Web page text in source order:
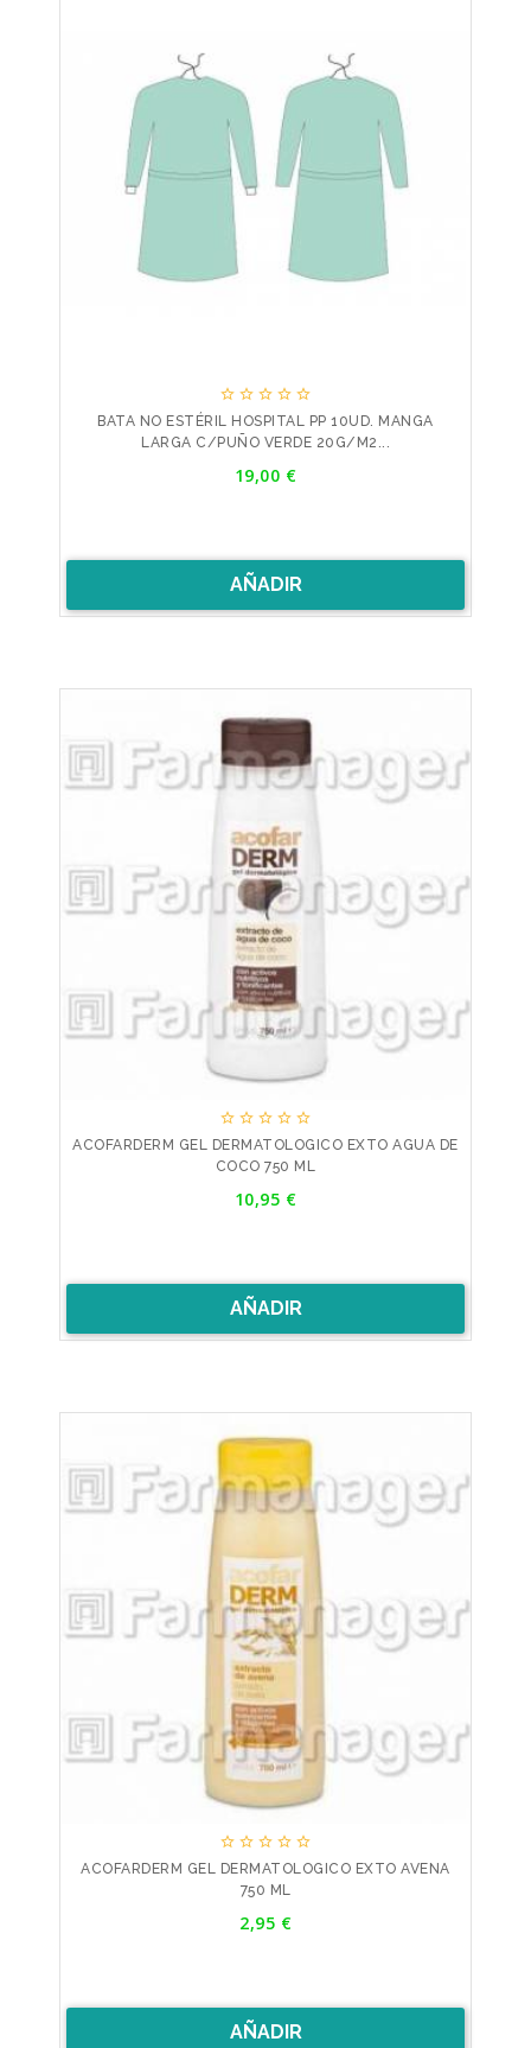
    
BATA NO ESTÉRIL HOSPITAL PP 10UD. MANGA
LARGA C/PUÑO VERDE 20G/M2...
19,00 €
AÑADIR
    
ACOFARDERM GEL DERMATOLOGICO EXTO AGUA DE
COCO 750 ML
10,95 €
AÑADIR
    
ACOFARDERM GEL DERMATOLOGICO EXTO AVENA
750 ML
2,95 €
AÑADIR